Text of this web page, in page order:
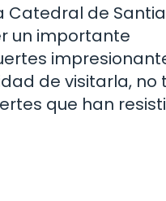
Catedral de
un importante
de visitarla, no
que han